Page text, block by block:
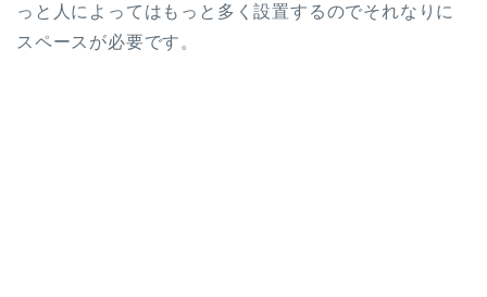
っと人によってはもっと多く設置するのでそれなりに
スペースが必要です。